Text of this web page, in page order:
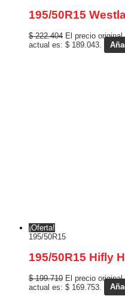
195/50R15
$222.404 El precio
actual es: $ 189.043.
¡Oferta!
195/50R15
195/50R15 Hifly
$199.710 El precio original
actual es: $ 169.753.